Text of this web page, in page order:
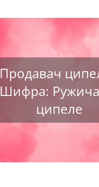
Продавач
Шифра:
ципеле